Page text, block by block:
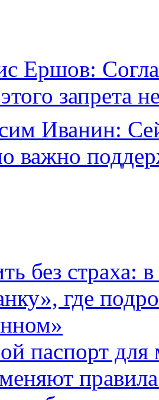
Ершов:
запрета
Иванин:
важно
без страха:
где
паспорт для